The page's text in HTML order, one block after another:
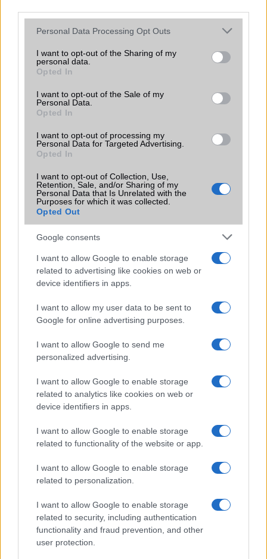
Please note that this website/app uses one or more Google
not limited to your visit or usage behaviour. You may click to
grant or deny consent to Google and its third-party tags to
use your data for below specified purposes in below Google
consent section.
Personal Data Processing Opt Outs
I want to opt-out of the Sharing of my
personal data.
Opted In
I want to opt-out of the Sale of my
Personal Data.
Opted In
I want to opt-out of processing my
Personal Data for Targeted Advertising.
Opted In
I want to opt-out of Collection, Use,
Retention, Sale, and/or Sharing of my
Personal Data that Is Unrelated with the
Purposes for which it was collected.
Opted Out
Google consents
I want to allow Google to enable storage
related to advertising like cookies on web or
device identifiers in apps.
I want to allow my user data to be sent to
Google for online advertising purposes.
I want to allow Google to send me
personalized advertising.
I want to allow Google to enable storage
related to analytics like cookies on web or
device identifiers in apps.
I want to allow Google to enable storage
related to functionality of the website or app.
I want to allow Google to enable storage
related to personalization.
I want to allow Google to enable storage
related to security, including authentication
functionality and fraud prevention, and other
user protection.
Ez a rejtett Samsung funkció teljesen
megváltoztatja a mobilhasználatot –
sokan mégsem tudnak róla
2026.07.12| Android Central
Az Edge Panel az egyik leghasznosabb funkció, amely
jelentősen felgyorsítja a mindennapi használatot,
miközben a Pixel telefonokból továbbra is hiányzik.
Megéri az iOS 18.1 frissítés az Apple Intelligence-szel?
Az Apple megakadályozza az iOS 18.0.1-re történő
visszatérést
Közeleg az iOS 18.3.2 frissítés: Mit kell tudni róla?
Megérkezett az iOS 18.3.2 – Milyen változásokat hoz a
frissítés?
Apple biztonsági frissítés vagy iOS 26? Sok felhasználónak
nincs választása
Max – új szivárgás érkezett
modellek már telepíthetik
Hatalmas megújulás jöhet az iPad mininél – OLED
kijelzővel és új funkciókkal érkezhet
További hírek
Számos népszerű Samsung Galaxy készülék kimarad a One
UI 9 frissítésből – itt a lista az érintett modellekről